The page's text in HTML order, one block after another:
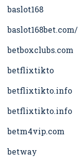
baslot168
baslot168bet.com/
betboxclubs.com
betflixtikto
betflixtikto.info
betflixtikto.info
betm4vip.com
betway